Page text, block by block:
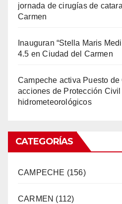
jornada de cirugías de
Carmen
Inauguran “Stella Maris
4.5 en Ciudad del Carmen
Campeche activa Puesto
acciones de Protección
hidrometeorológicos
CATEGORÍAS
CAMPECHE (156)
CARMEN (112)